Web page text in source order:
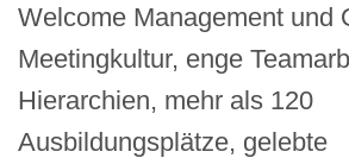
Welcome Management und
Meetingkultur, enge
Hierarchien, mehr als 120
Ausbildungsplätze, gelebte